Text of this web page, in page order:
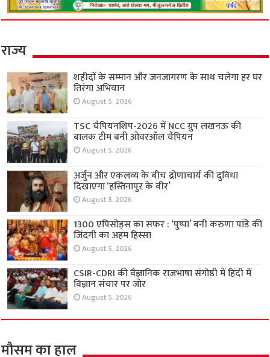
राज्य
शहीदों के सम्मान और जनजागरण के साथ चलेगा हर घर
तिरंगा अभियान
August 5, 2026
TSC चैंपियनशिप-2026 में NCC ग्रुप लखनऊ की
बालक टीम बनी ओवरऑल चैंपियन
August 5, 2026
अर्जुन और एकलव्य के बीच द्रोणाचार्य की दुविधा
दिखाएगा ‘हस्तिनापुर के वीर’
August 5, 2026
1300 एपिसोड्स का सफर : ‘पुष्पा’ बनी करुणा पांडे की
जिंदगी का अहम हिस्सा
August 5, 2026
CSIR-CDRI की वैज्ञानिक राजभाषा संगोष्ठी में हिंदी में
विज्ञान संचार पर जोर
August 5, 2026
मौसम का हाल